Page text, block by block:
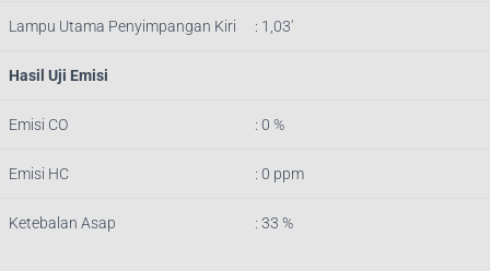
Lampu Utama Penyimpangan Kiri : 1,03′
Hasil Uji Emisi
Emisi CO : 0 %
Emisi HC : 0 ppm
Ketebalan Asap : 33 %